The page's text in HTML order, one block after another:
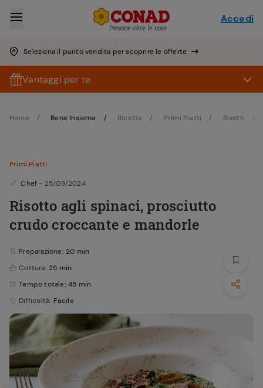
Seleziona il punto vendita per scoprire le offerte
Accedi
Vantaggi per te
Home Bene Insieme Ricette Primi Piatti Risotti
Primi Piatti
Chef - 25/09/2024
Risotto agli spinaci, prosciutto
crudo croccante e mandorle
Preparazione: 20 min
Cottura: 25 min
Tempo totale: 45 min
Difficoltà: Facile